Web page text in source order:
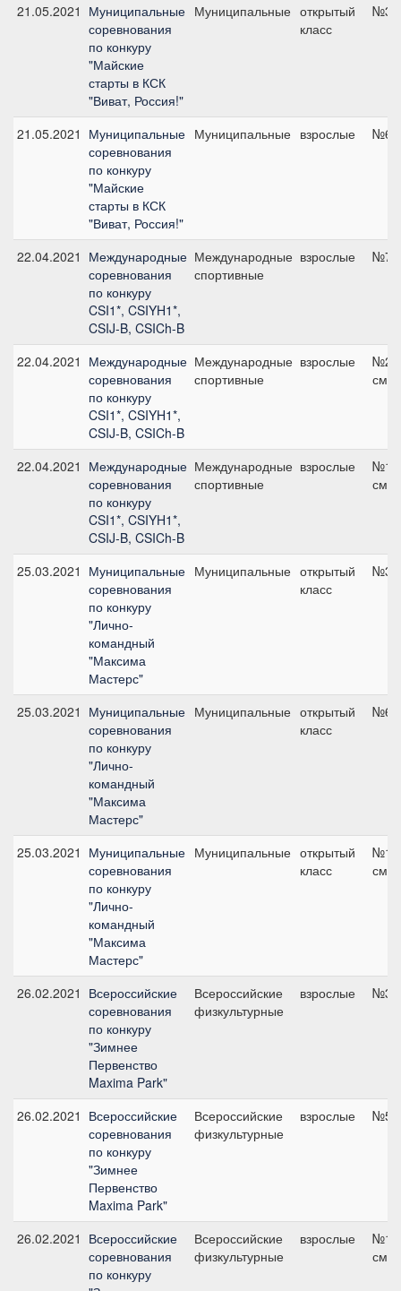
21.05.2021 Муниципальные
соревнования
по конкуру
"Майские
старты в КСК
"Виват, Россия!"
Муниципальные открытый
класс
№3,
21.05.2021 Муниципальные
соревнования
по конкуру
"Майские
старты в КСК
"Виват, Россия!"
Муниципальные взрослые №6,
22.04.2021 Международные
соревнования
по конкуру
CSI1*, CSIYH1*,
CSIJ-B, CSICh-B
Международные
спортивные
взрослые №7,
22.04.2021 Международные
соревнования
по конкуру
CSI1*, CSIYH1*,
CSIJ-B, CSICh-B
Международные
спортивные
взрослые
см
22.04.2021 Международные
соревнования
по конкуру
CSI1*, CSIYH1*,
CSIJ-B, CSICh-B
Международные
спортивные
взрослые
см
25.03.2021 Муниципальные
соревнования
по конкуру
"Лично-
командный
"Максима
Мастерс"
Муниципальные открытый
класс
№3,
25.03.2021 Муниципальные
соревнования
по конкуру
"Лично-
командный
"Максима
Мастерс"
Муниципальные открытый
класс
№6,
25.03.2021 Муниципальные
соревнования
по конкуру
"Лично-
командный
"Максима
Мастерс"
Муниципальные открытый
класс
см
26.02.2021 Всероссийские
соревнования
по конкуру
"Зимнее
Первенство
Maxima Park"
Всероссийские
физкультурные
взрослые №3,
26.02.2021 Всероссийские
соревнования
по конкуру
"Зимнее
Первенство
Maxima Park"
Всероссийские
физкультурные
взрослые №5,
26.02.2021 Всероссийские
соревнования
по конкуру
Всероссийские
физкультурные
взрослые
см